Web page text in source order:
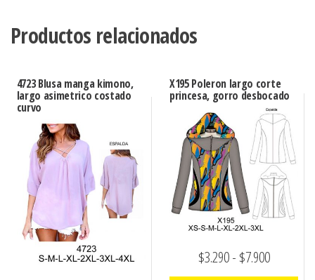
Productos relacionados
4723 Blusa manga kimono,
largo asimetrico costado
curvo
X195 Poleron largo corte
princesa, gorro desbocado
$3.290- $7.900Rango